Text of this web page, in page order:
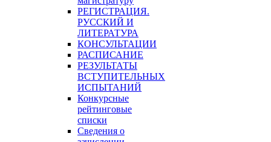
РЕГИСТРАЦИЯ.
РУССКИЙ И
ЛИТЕРАТУРА
КОНСУЛЬТАЦИИ
РАСПИСАНИЕ
РЕЗУЛЬТАТЫ
ВСТУПИТЕЛЬНЫХ
ИСПЫТАНИЙ
Конкурсные
рейтинговые
списки
Сведения о